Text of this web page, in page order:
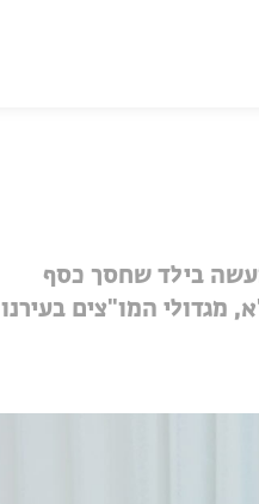
בילד שחסך כסף
מגדולי המו"צים בעירנו